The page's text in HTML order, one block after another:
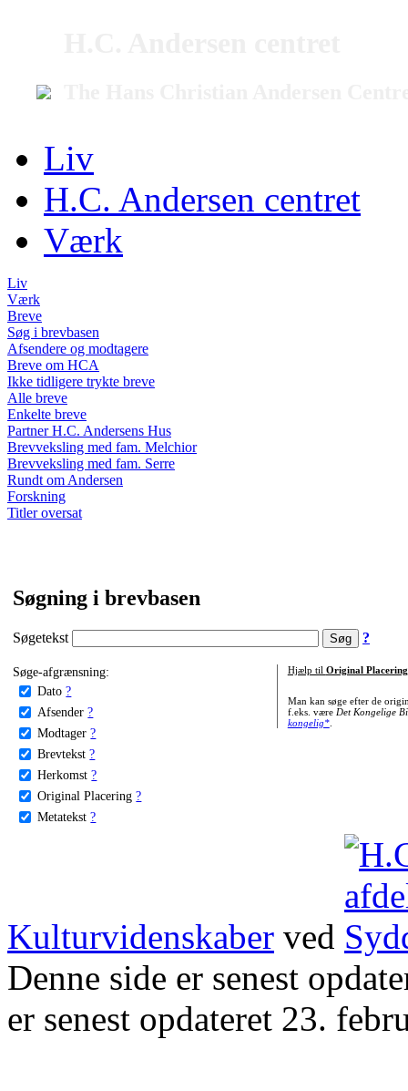
Liv
H.C. Andersen centret
Værk
Liv
Værk
Breve
Søg i brevbasen
Afsendere og modtagere
Breve om HCA
Ikke tidligere trykte breve
Alle breve
Enkelte breve
Partner H.C. Andersens Hus
Brevveksling med fam. Melchior
Brevveksling med fam. Serre
Rundt om Andersen
Forskning
Titler oversat
Søgning i brevbasen
Søgetekst ?
Søge-afgrænsning:
Dato ?
Afsender ?
Modtager ?
Brevtekst ?
Herkomst ?
Original Placering ?
Metatekst ?
Hjælp til Original Placering
Man kan søge efter de
f.eks. være Det Kongelige
kongelig*.
Kulturvidenskaber ved
Denne side er senest
er senest opdateret 23.